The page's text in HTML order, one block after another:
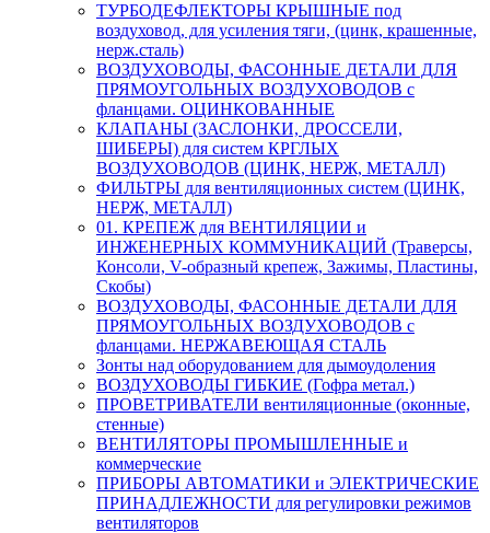
ТУРБОДЕФЛЕКТОРЫ КРЫШНЫЕ под
воздуховод, для усиления тяги, (цинк, крашенные,
нерж.сталь)
ВОЗДУХОВОДЫ, ФАСОННЫЕ ДЕТАЛИ ДЛЯ
ПРЯМОУГОЛЬНЫХ ВОЗДУХОВОДОВ с
фланцами. ОЦИНКОВАННЫЕ
КЛАПАНЫ (ЗАСЛОНКИ, ДРОССЕЛИ,
ШИБЕРЫ) для систем КРГЛЫХ
ВОЗДУХОВОДОВ (ЦИНК, НЕРЖ, МЕТАЛЛ)
ФИЛЬТРЫ для вентиляционных систем (ЦИНК,
НЕРЖ, МЕТАЛЛ)
01. КРЕПЕЖ для ВЕНТИЛЯЦИИ и
ИНЖЕНЕРНЫХ КОММУНИКАЦИЙ (Траверсы,
Консоли, V-образный крепеж, Зажимы, Пластины,
Скобы)
ВОЗДУХОВОДЫ, ФАСОННЫЕ ДЕТАЛИ ДЛЯ
ПРЯМОУГОЛЬНЫХ ВОЗДУХОВОДОВ с
фланцами. НЕРЖАВЕЮЩАЯ СТАЛЬ
Зонты над оборудованием для дымоудоления
ВОЗДУХОВОДЫ ГИБКИЕ (Гофра метал.)
ПРОВЕТРИВАТЕЛИ вентиляционные (оконные,
стенные)
ВЕНТИЛЯТОРЫ ПРОМЫШЛЕННЫЕ и
коммерческие
ПРИБОРЫ АВТОМАТИКИ и ЭЛЕКТРИЧЕСКИЕ
ПРИНАДЛЕЖНОСТИ для регулировки режимов
вентиляторов